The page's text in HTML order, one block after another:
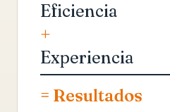
Eficiencia
+
Experiencia
= Resultados